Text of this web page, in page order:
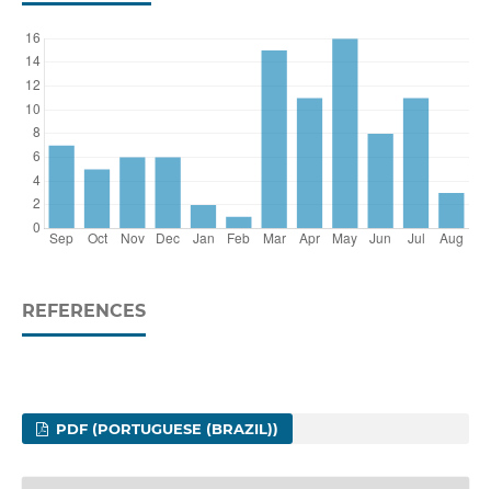
REFERENCES
PDF (PORTUGUESE (BRAZIL))